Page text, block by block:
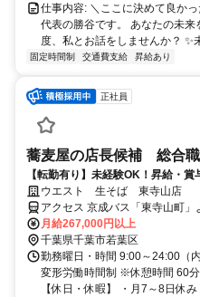
仕事内容: ＼ここに決めて良か
代表の勝谷です。 あなたの未
度、私とお話をしませんか？
固定時間制 交通費支給 昇給あり
正社員
蕎麦屋の店長候補 総合職
【転勤有り】未経験OK！昇給・
はしっかり評価します◎
ウエスト 生そば 東寺山店
アクセス 京成バス「東寺山町」
月給267,000円以上
千葉県千葉市若葉区
勤務曜日・時間 9:00～24:00（
変形労働時間制 ※休憩時間 60
【休日・休暇】 ・月7～8日休み